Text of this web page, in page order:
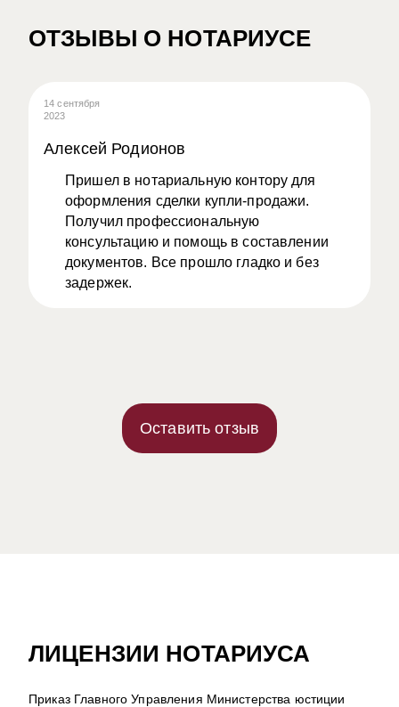
ОТЗЫВЫ О НОТАРИУСЕ
14 сентября
2023
Алексей Родионов
Пришел в нотариальную контору для
оформления сделки купли-продажи.
Получил профессиональную
консультацию и помощь в составлении
документов. Все прошло гладко и без
задержек.
Оставить отзыв
ЛИЦЕНЗИИ НОТАРИУСА
Приказ Главного Управления Министерства юстиции